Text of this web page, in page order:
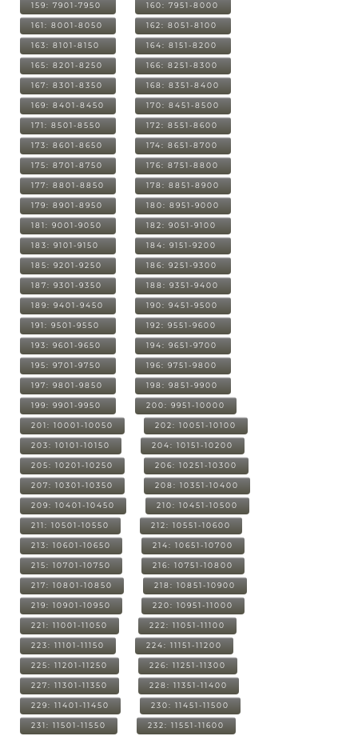
159: 7901-7950 160: 7951-8000
161: 8001-8050 162: 8051-8100
163: 8101-8150 164: 8151-8200
165: 8201-8250 166: 8251-8300
167: 8301-8350 168: 8351-8400
169: 8401-8450 170: 8451-8500
171: 8501-8550 172: 8551-8600
173: 8601-8650 174: 8651-8700
175: 8701-8750 176: 8751-8800
177: 8801-8850 178: 8851-8900
179: 8901-8950 180: 8951-9000
181: 9001-9050 182: 9051-9100
183: 9101-9150 184: 9151-9200
185: 9201-9250 186: 9251-9300
187: 9301-9350 188: 9351-9400
189: 9401-9450 190: 9451-9500
191: 9501-9550 192: 9551-9600
193: 9601-9650 194: 9651-9700
195: 9701-9750 196: 9751-9800
197: 9801-9850 198: 9851-9900
199: 9901-9950 200: 9951-10000
201: 10001-10050 202: 10051-10100
203: 10101-10150 204: 10151-10200
205: 10201-10250 206: 10251-10300
207: 10301-10350 208: 10351-10400
209: 10401-10450 210: 10451-10500
211: 10501-10550 212: 10551-10600
213: 10601-10650 214: 10651-10700
215: 10701-10750 216: 10751-10800
217: 10801-10850 218: 10851-10900
219: 10901-10950 220: 10951-11000
221: 11001-11050 222: 11051-11100
223: 11101-11150 224: 11151-11200
225: 11201-11250 226: 11251-11300
227: 11301-11350 228: 11351-11400
229: 11401-11450 230: 11451-11500
231: 11501-11550 232: 11551-11600